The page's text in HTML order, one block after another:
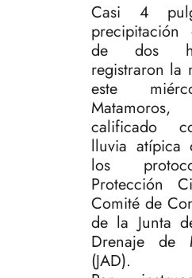
Casi 4
precipitación
de dos
registraron la
este
Matamoros,
calificado
lluvia atípica
los
Protección
Comité de
de la Junta
Drenaje de
(JAD).